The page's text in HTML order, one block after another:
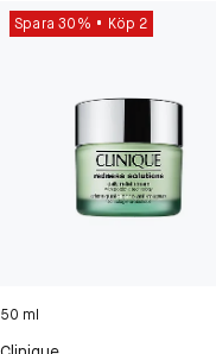
Spara 30% Köp 2
50 ml